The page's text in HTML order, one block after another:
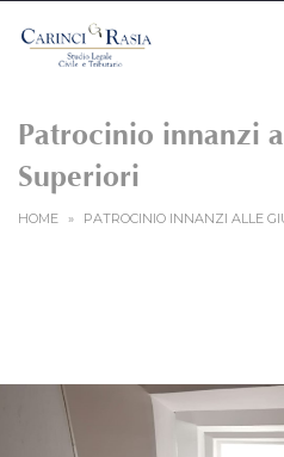
Patrocinio innanzi
Superiori
HOME » PATROCINIO INNANZI ALLE